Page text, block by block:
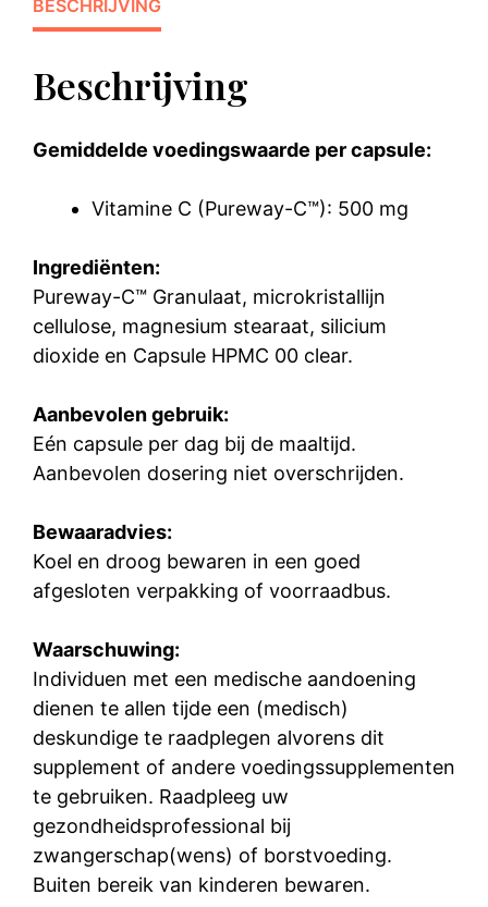
BESCHRIJVING
Beschrijving
Gemiddelde voedingswaarde per capsule:
Vitamine C (Pureway-C™): 500 mg
Ingrediënten:
Pureway-C™ Granulaat, microkristallijn
cellulose, magnesium stearaat, silicium
dioxide en Capsule HPMC 00 clear.
Aanbevolen gebruik:
Eén capsule per dag bij de maaltijd.
Aanbevolen dosering niet overschrijden.
Bewaaradvies:
Koel en droog bewaren in een goed
afgesloten verpakking of voorraadbus.
Waarschuwing:
Individuen met een medische aandoening
dienen te allen tijde een (medisch)
deskundige te raadplegen alvorens dit
supplement of andere voedingssupplementen
te gebruiken. Raadpleeg uw
gezondheidsprofessional bij
zwangerschap(wens) of borstvoeding.
Buiten bereik van kinderen bewaren.